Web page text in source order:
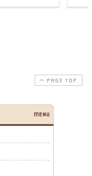
PAGE TOP
MENU